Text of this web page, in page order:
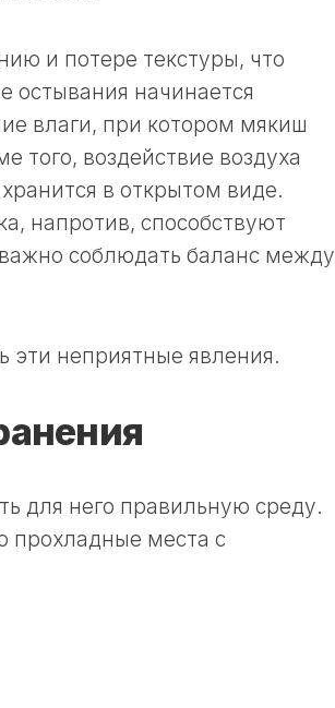
и потере текстуры, что
остывания начинается
влаги, при котором мякиш
того, воздействие воздуха
в открытом виде.
напротив, способствуют
соблюдать баланс между
эти неприятные явления.
для него правильную среду.
прохладные места с